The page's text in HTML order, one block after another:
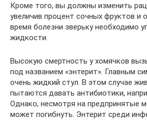
Кроме того, вы должны изменить
увеличив процент сочных фруктов и
время болезни зверьку необходимо
жидкости.
Высокую смертность у хомячков
под названием «энтерит». Главным
очень жидкий стул. В этом случае
пытаются давать антибиотики,
Однако, несмотря на предпринятые
может погибнуть. Энтерит среди